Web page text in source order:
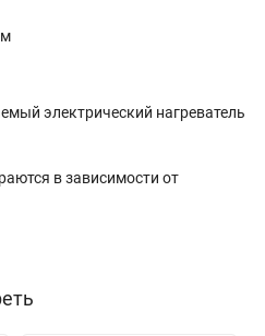
электрический нагреватель
в зависимости от